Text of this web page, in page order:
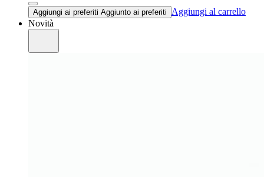
Aggiungi ai preferiti Aggiunto ai preferiti
Aggiungi al carrello
Novità